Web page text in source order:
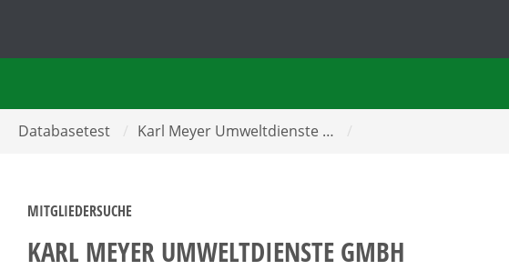
Databasetest / Karl Meyer Umweltdienste … /
MITGLIEDERSUCHE
KARL MEYER UMWELTDIENSTE GMBH